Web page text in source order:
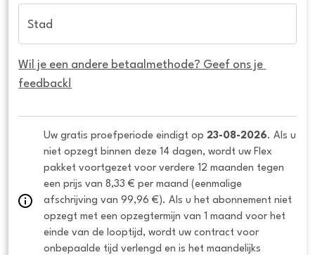
Stad
Wil je een andere betaalmethode? Geef ons je
feedback!
Uw gratis proefperiode eindigt op 23-08-2026. Als u
niet opzegt binnen deze 14 dagen, wordt uw Flex
pakket voortgezet voor verdere 12 maanden tegen
een prijs van 8,33 € per maand (eenmalige
afschrijving van 99,96 €). Als u het abonnement niet
opzegt met een opzegtermijn van 1 maand voor het
einde van de looptijd, wordt uw contract voor
onbepaalde tijd verlengd en is het maandelijks